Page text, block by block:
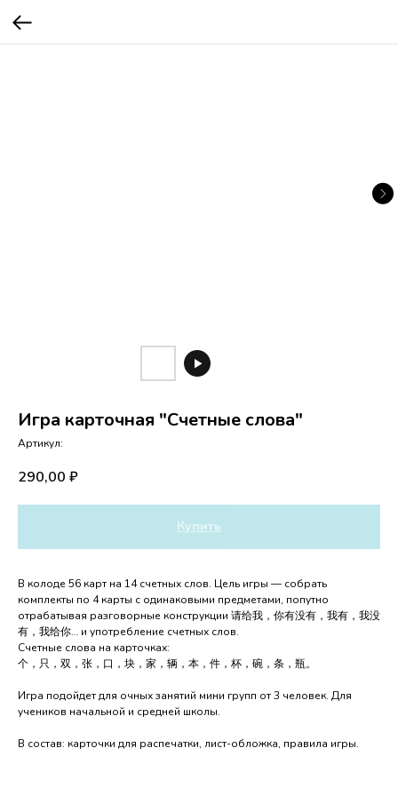
Игра карточная "Счетные слова"
Артикул:
290,00 ₽
Купить
В колоде 56 карт на 14 счетных слов. Цель игры — собрать
комплекты по 4 карты с одинаковыми предметами, попутно
отрабатывая разговорные конструкции 请给我，你有没有，我有，我没
有，我给你… и употребление счетных слов.
Счетные слова на карточках:
个，只，双，张，口，块，家，辆，本，件，杯，碗，条，瓶。
Игра подойдет для очных занятий мини групп от 3 человек. Для
учеников начальной и средней школы.
В состав: карточки для распечатки, лист-обложка, правила игры.